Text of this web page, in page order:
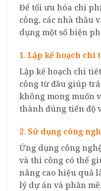
Để tối ưu hóa chi
công, các nhà thầu
dụng một số biện
1. Lập kế hoạch chi
Lập kế hoạch chi
công từ đầu giúp
không mong muốn
thành đúng tiến độ
2. Sử dụng công
Ứng dụng công
và thi công có thể
nâng cao hiệu quả
lý dự án và phần